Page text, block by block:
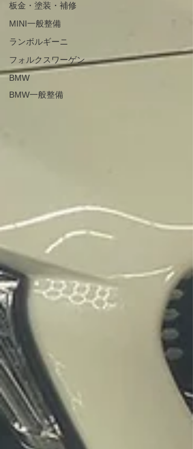
板金・塗装・補修
MINI一般整備
ランボルギーニ
フォルクスワーゲン
BMW
BMW一般整備